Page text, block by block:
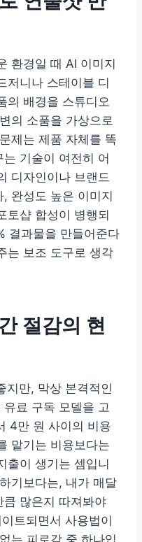
환경일 때 AI 이미지
저니나 스테이블 디
의 배경을 스튜디오
의 소품을 가상으로
제는 제품 자체를 똑
기술이 여전히 어
디자인이나 브랜드
완성도 높은 이미지
토샵 합성이 병행되
결과물을 만들어준다
는 보조 도구로 생각
절감의 현
지만, 막상 본격적인
료 구독 모델을 고
4만 원 사이의 비용
맡기는 비용보다는
출이 생기는 셈입니
기보다는, 내가 매달
많은지 따져봐야
트되면서 사용법이